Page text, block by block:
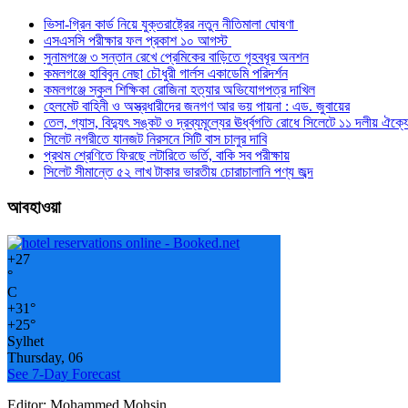
ভিসা-গ্রিন কার্ড নিয়ে যুক্তরাষ্ট্রের নতুন নীতিমালা ঘোষণা
এসএসসি পরীক্ষার ফল প্রকাশ ১০ আগস্ট
সুনামগঞ্জে ৩ সন্তান রেখে প্রেমিকের বাড়িতে গৃহবধূর অনশন
কমলগঞ্জে হাবিবুন নেছা চৌধুরী গার্লস একাডেমি পরিদর্শন
কমলগঞ্জে স্কুল শিক্ষিকা রোজিনা হত্যার অভিযোগপত্র দাখিল
হেলমেট বাহিনী ও অস্ত্রধারীদের জনগণ আর ভয় পায়না : এড. জুবায়ের
তেল, গ্যাস, বিদ্যুৎ সঙ্কট ও দ্রব্যমূল্যের ঊর্ধ্বগতি রোধে সিলেটে ১১ দলীয়
সিলেট নগরীতে যানজট নিরসনে সিটি বাস চালুর দাবি
প্রথম শ্রেণিতে ফিরছে লটারিতে ভর্তি, বাকি সব পরীক্ষায়
সিলেট সীমান্তে ৫২ লাখ টাকার ভারতীয় চোরাচালানি পণ্য জব্দ
আবহাওয়া
+27
°
C
+31°
+25°
Sylhet
Thursday, 06
See 7-Day Forecast
Editor: Mohammed Mohsin